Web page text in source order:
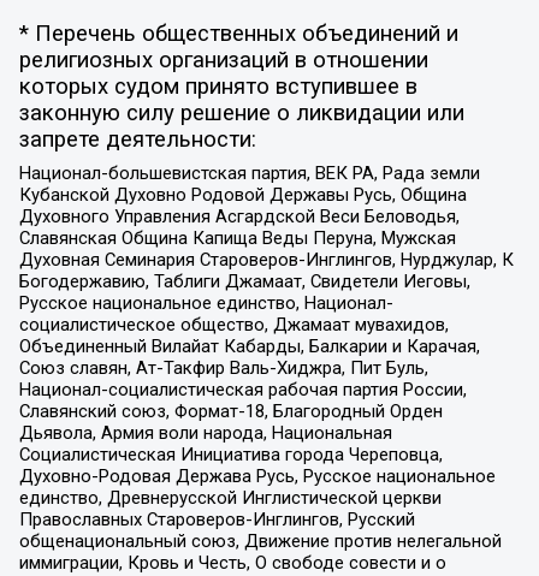
* Перечень общественных объединений и
религиозных организаций в отношении
которых судом принято вступившее в
законную силу решение о ликвидации или
запрете деятельности:
Национал-большевистская партия, ВЕК РА, Рада земли
Кубанской Духовно Родовой Державы Русь, Община
Духовного Управления Асгардской Веси Беловодья,
Славянская Община Капища Веды Перуна, Мужская
Духовная Семинария Староверов-Инглингов, Нурджулар, К
Богодержавию, Таблиги Джамаат, Свидетели Иеговы,
Русское национальное единство, Национал-
социалистическое общество, Джамаат мувахидов,
Объединенный Вилайат Кабарды, Балкарии и Карачая,
Союз славян, Ат-Такфир Валь-Хиджра, Пит Буль,
Национал-социалистическая рабочая партия России,
Славянский союз, Формат-18, Благородный Орден
Дьявола, Армия воли народа, Национальная
Социалистическая Инициатива города Череповца,
Духовно-Родовая Держава Русь, Русское национальное
единство, Древнерусской Инглистической церкви
Православных Староверов-Инглингов, Русский
общенациональный союз, Движение против нелегальной
иммиграции, Кровь и Честь, О свободе совести и о